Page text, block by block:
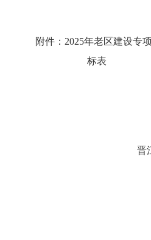
附件： 2025年老区建设专
标表
晋